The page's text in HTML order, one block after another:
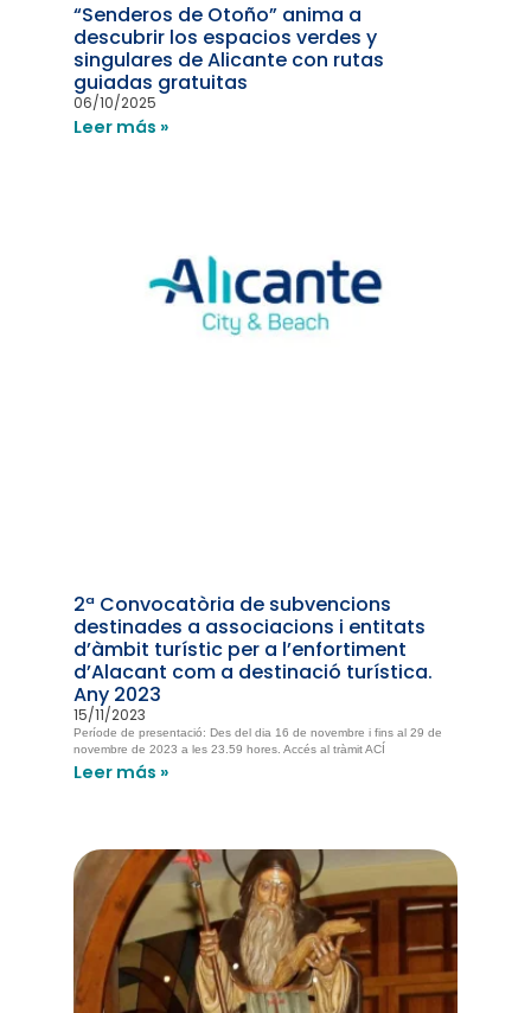
“Senderos de Otoño” anima a
descubrir los espacios verdes y
singulares de Alicante con rutas
guiadas gratuitas
06/10/2025
Leer más »
2ª Convocatòria de subvencions
destinades a associacions i entitats
d’àmbit turístic per a l’enfortiment
d’Alacant com a destinació turística.
Any 2023
15/11/2023
Període de presentació: Des del dia 16 de novembre i fins al 29 de
novembre de 2023 a les 23.59 hores. Accés al tràmit ACÍ
Leer más »